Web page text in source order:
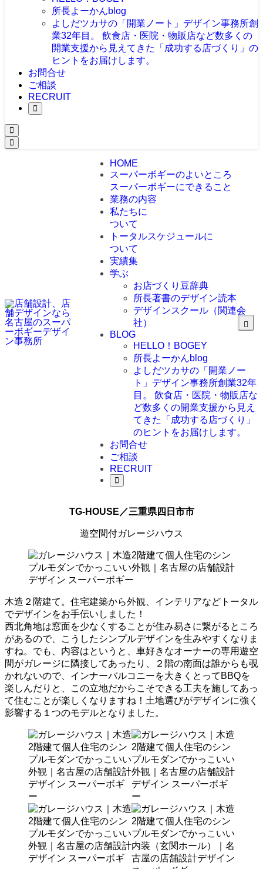
所長よーかんblog
よしだツカサの「開業ノート」 デザイン事務所創
業32年目。 飲食店・医院・物販店など数多くの
開業支援から見えてきた「成功する店づくり」の
ヒントをお届けします。
お問合せ
ご相談
RECRUIT
HOME
スーパーボギーのよいところ
スーパーボギーにできること
業務の内容
私たちに
ついて
トータルスケジュールに
ついて
実績集
学ぶ
お店づくり豆辞典
所長著書のデザイン読本
デザインスクール（関連会
社）
BLOG
HELLO！BOGEY
所長よーかんblog
よしだツカサの「開業ノー
ト」 デザイン事務所創業32年
目。 飲食店・医院・物販店な
ど数多くの開業支援から見え
てきた「成功する店づくり」
のヒントをお届けします。
お問合せ
ご相談
RECRUIT
TG-HOUSE／三重県四日市市
遊空間付ガレージハウス
木造２階建て。住宅建築から外観、インテリアなどトータル
でデザインをお手伝いしました！
西北角地は窓面を少なくすることが住み易さに繋がるところ
があるので、こうしたシンプルデザインを生みやすくなりま
すね。でも、内容はというと、車好きなオーナーの専用遊空
間がガレージに隣接してあったり、２階の南面は誰からも覗
かれないので、インナーバルコニーを大きくとってBBQを
楽しんだりと、この立地だからこそできる工夫を施してあっ
て住むことが楽しくなりますね！土地選びがデザインに強く
影響する１つのモデルとなりました。